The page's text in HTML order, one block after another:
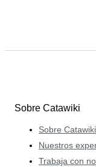
Sobre Catawiki
Sobre Catawiki
Nuestros
Trabaja con